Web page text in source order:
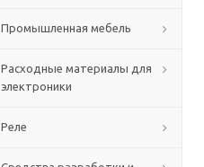
Промышленная мебель
Расходные материалы для
электроники
Реле